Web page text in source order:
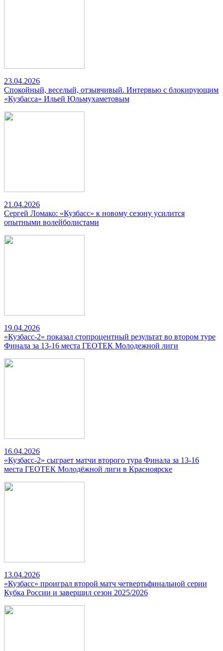
23.04.2026
Спокойный, веселый, отзывчивый. Интервью с блокирующим
«Кузбасса» Ильей Юльмухаметовым
21.04.2026
Сергей Ломако: «Кузбасс» к новому сезону усилится
опытными волейболистами
19.04.2026
«Кузбасс-2» показал стопроцентный результат во втором туре
Финала за 13-16 места ГЕОТЕК Молодежной лиги
16.04.2026
«Кузбасс-2» сыграет матчи второго тура Финала за 13-16
места ГЕОТЕК Молодёжной лиги в Красноярске
13.04.2026
«Кузбасс» проиграл второй матч четвертьфинальной серии
Кубка России и завершил сезон 2025/2026